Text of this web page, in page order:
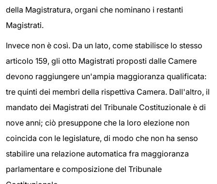
della Magistratura, organi che nominano i restanti
Magistrati.
Invece non è così. Da un lato, come stabilisce lo stesso
articolo 159, gli otto Magistrati proposti dalle Camere
devono raggiungere un'ampia maggioranza qualificata:
tre quinti dei membri della rispettiva Camera. Dall'altro, il
mandato dei Magistrati del Tribunale Costituzionale è di
nove anni; ciò presuppone che la loro elezione non
coincida con le legislature, di modo che non ha senso
stabilire una relazione automatica fra maggioranza
parlamentare e composizione del Tribunale